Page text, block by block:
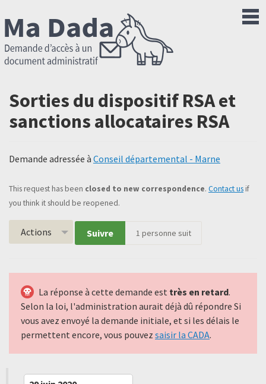
Sorties du dispositif RSA et
sanctions allocataires RSA
Demande adressée à Conseil départemental - Marne
This request has been closed to new correspondence. Contact usif
you think it should be reopened.
Actions Suivre 1 personne suit
La réponse à cette demande est très en retard.
Selon la loi, l'administration aurait déjà dû répondre Si
vous avez envoyé la demande initiale, et si les délais le
permettent encore, vous pouvez saisir la CADA.